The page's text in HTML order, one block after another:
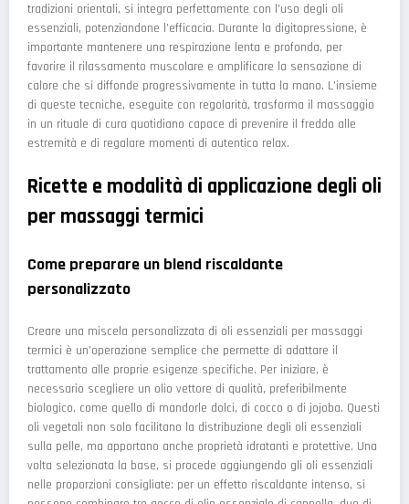
tradizioni orientali, si integra perfettamente con l'uso degli oli
essenziali, potenziandone l'efficacia. Durante la digitopressione, è
importante mantenere una respirazione lenta e profonda, per
favorire il rilassamento muscolare e amplificare la sensazione di
calore che si diffonde progressivamente in tutta la mano. L'insieme
di queste tecniche, eseguite con regolarità, trasforma il massaggio
in un rituale di cura quotidiano capace di prevenire il freddo alle
estremità e di regalare momenti di autentico relax.
Ricette e modalità di applicazione degli oli
per massaggi termici
Come preparare un blend riscaldante
personalizzato
Creare una miscela personalizzata di oli essenziali per massaggi
termici è un'operazione semplice che permette di adattare il
trattamento alle proprie esigenze specifiche. Per iniziare, è
necessario scegliere un olio vettore di qualità, preferibilmente
biologico, come quello di mandorle dolci, di cocco o di jojoba. Questi
oli vegetali non solo facilitano la distribuzione degli oli essenziali
sulla pelle, ma apportano anche proprietà idratanti e protettive. Una
volta selezionata la base, si procede aggiungendo gli oli essenziali
nelle proporzioni consigliate: per un effetto riscaldante intenso, si